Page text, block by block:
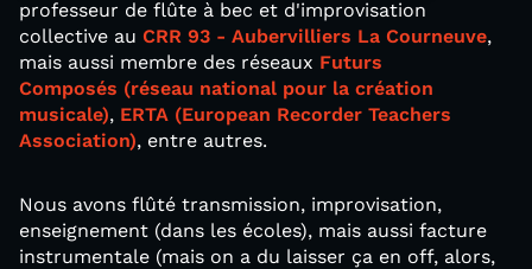
professeur de flûte à bec et d'improvisation
collective au CRR 93 - Aubervilliers La Courneuve,
mais aussi membre des réseaux Futurs
Composés (réseau national pour la création
musicale), ERTA (European Recorder Teachers
Association), entre autres.
Nous avons flûté transmission, improvisation,
enseignement (dans les écoles), mais aussi facture
instrumentale (mais on a du laisser ça en off, alors,